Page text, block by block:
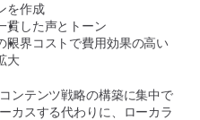
を作成
貫した声とトーン
限界コストで費用効果の高い
大
ンテンツ戦略の構築に集中で
カスする代わりに、ローカラ